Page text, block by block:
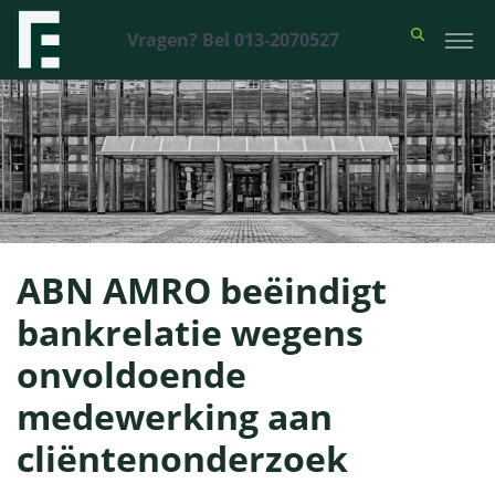
Vragen? Bel 013-2070527
ABN AMRO beëindigt
bankrelatie wegens
onvoldoende
medewerking aan
cliëntenonderzoek